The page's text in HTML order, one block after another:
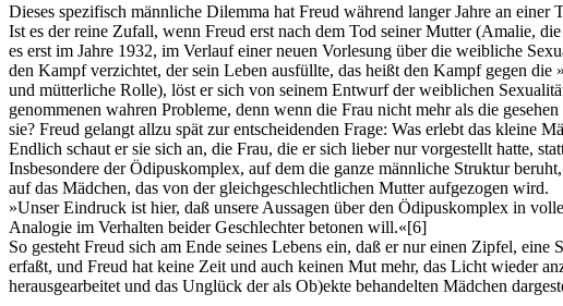
Dieses spezifisch männliche Dilemma hat Freud während langer Jahre an
Ist es der reine Zufall, wenn Freud erst nach dem Tod seiner Mutter (Amalie,
es erst im Jahre 1932, im Verlauf einer neuen Vorlesung über die weibliche
den Kampf verzichtet, der sein Leben ausfüllte, das heißt den Kampf gegen
und mütterliche Rolle), löst er sich von seinem Entwurf der weiblichen
genommenen wahren Probleme, denn wenn die Frau nicht mehr als die
sie? Freud gelangt allzu spät zur entscheidenden Frage: Was erlebt das kleine
Endlich schaut er sie sich an, die Frau, die er sich lieber nur vorgestellt hatte,
Insbesondere der Ödipuskomplex, auf dem die ganze männliche Struktur
auf das Mädchen, das von der gleichgeschlechtlichen Mutter aufgezogen wird.
»Unser Eindruck ist hier, daß unsere Aussagen über den Ödipuskomplex in
Analogie im Verhalten beider Geschlechter betonen will.«[6]
So gesteht Freud sich am Ende seines Lebens ein, daß er nur einen Zipfel,
erfaßt, und Freud hat keine Zeit und auch keinen Mut mehr, das Licht wieder
herausgearbeitet und das Unglück der als Ob)ekte behandelten Mädchen